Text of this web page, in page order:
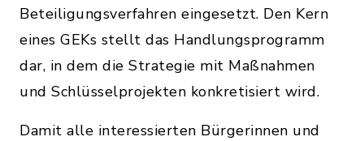
Beteiligungsverfahren eingesetzt. Den Kern
eines GEKs stellt das Handlungsprogramm
dar, in dem die Strategie mit Maßnahmen
und Schlüsselprojekten konkretisiert wird.
Damit alle interessierten Bürgerinnen und